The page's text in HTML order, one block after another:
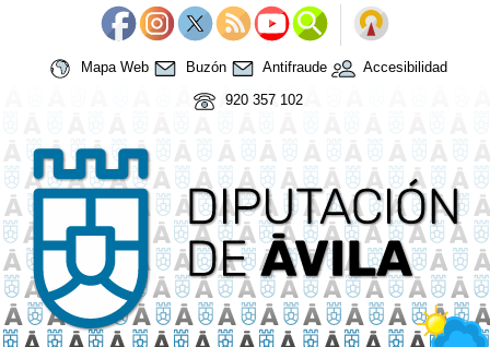
Mapa Web Buzón Antifraude
Accesibilidad
920 357 102